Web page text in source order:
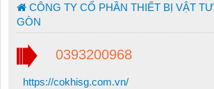
CÔNG TY CỔ PHẦN THIẾT BỊ VẬT
GÒN
0393200968
https://cokhisg.com.vn/